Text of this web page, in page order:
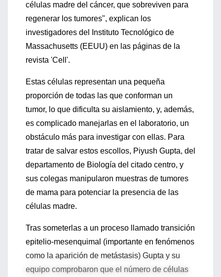
células madre del cáncer, que sobreviven para
regenerar los tumores", explican los
investigadores del Instituto Tecnológico de
Massachusetts (EEUU) en las páginas de la
revista 'Cell'.
Estas células representan una pequeña
proporción de todas las que conforman un
tumor, lo que dificulta su aislamiento, y, además,
es complicado manejarlas en el laboratorio, un
obstáculo más para investigar con ellas. Para
tratar de salvar estos escollos, Piyush Gupta, del
departamento de Biología del citado centro, y
sus colegas manipularon muestras de tumores
de mama para potenciar la presencia de las
células madre.
Tras someterlas a un proceso llamado transición
epitelio-mesenquimal (importante en fenómenos
como la aparición de metástasis) Gupta y su
equipo comprobaron que el número de células